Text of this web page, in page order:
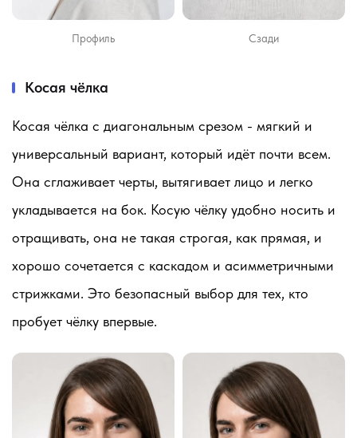
Профиль Сзади
Косая чёлка
Косая чёлка с диагональным срезом - мягкий и
универсальный вариант, который идёт почти всем.
Она сглаживает черты, вытягивает лицо и легко
укладывается на бок. Косую чёлку удобно носить и
отращивать, она не такая строгая, как прямая, и
хорошо сочетается с каскадом и асимметричными
стрижками. Это безопасный выбор для тех, кто
пробует чёлку впервые.